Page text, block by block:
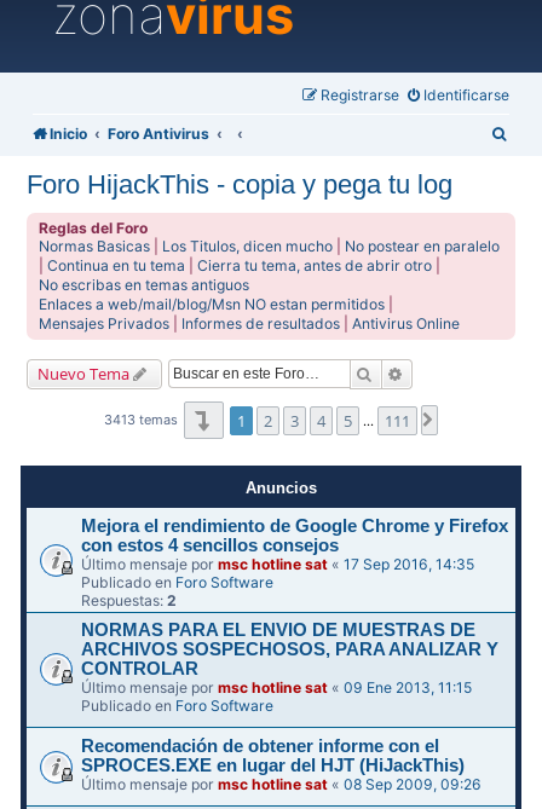
zonavirus
Identificarse
Registrarse
Inicio Foro Antivirus
Foro HijackThis - copia y pega tu log
Reglas del Foro
Normas Basicas
Los Titulos, dicen mucho
No postear en paralelo
|Continua en tu tema |Cierra tu tema, antes de abrir otro
No escribas en temas antiguos
Enlaces a web/mail/blog/Msn NO estan permitidos
Mensajes Privados
Informes de resultados |Antivirus Online
Nuevo Tema Buscar
3413 temas Página1de111
1 2 3 4 5 … 111
Anuncios
Mejora el rendimiento de Google Chrome y Firefox
con estos 4 sencillos consejos
Último mensaje pormsc hotline sat «17 Sep 2016, 14:35
Publicado en Foro Software
Respuestas:2
NORMAS PARA EL ENVIO DE MUESTRAS DE
ARCHIVOS SOSPECHOSOS, PARA ANALIZAR Y
CONTROLAR
Último mensaje pormsc hotline sat «09 Ene 2013, 11:15
Publicado en Foro Software
Recomendación de obtener informe con el
SPROCES.EXE en lugar del HJT (HiJackThis)
Último mensaje pormsc hotline sat «08 Sep 2009, 09:26